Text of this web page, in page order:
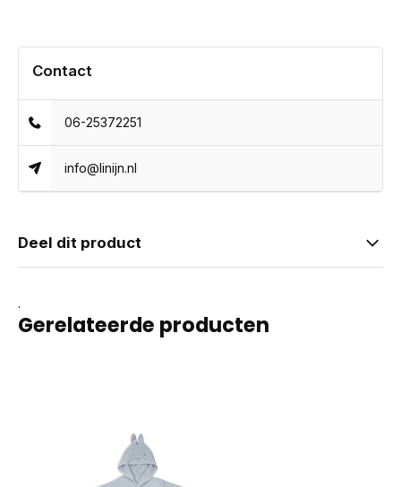
Contact
06-25372251
info@linijn.nl
Deel dit product
.
Gerelateerde producten